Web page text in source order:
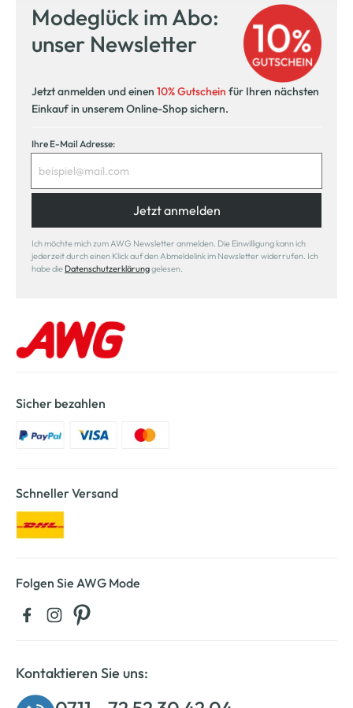
Modeglück im Abo:
unser Newsletter
Jetzt anmelden und einen 10% Gutschein für Ihren nächsten
Einkauf in unserem Online-Shop sichern.
Ihre E-Mail Adresse:
Jetzt anmelden
Ich möchte mich zum AWG Newsletter anmelden. Die Einwilligung kann ich
jederzeit durch einen Klick auf den Abmeldelink im Newsletter widerrufen. Ich
habe die Datenschutzerklärunggelesen.
Sicher bezahlen
Schneller Versand
Folgen Sie AWG Mode
Kontaktieren Sie uns: